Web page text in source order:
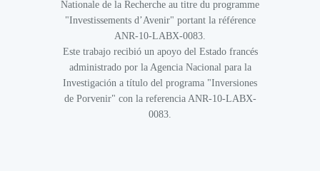
Nationale de la Recherche au titre du programme
"Investissements d’Avenir" portant la référence
ANR-10-LABX-0083.
Este trabajo recibió un apoyo del Estado francés
administrado por la Agencia Nacional para la
Investigación a título del programa "Inversiones
de Porvenir" con la referencia ANR-10-LABX-
0083.